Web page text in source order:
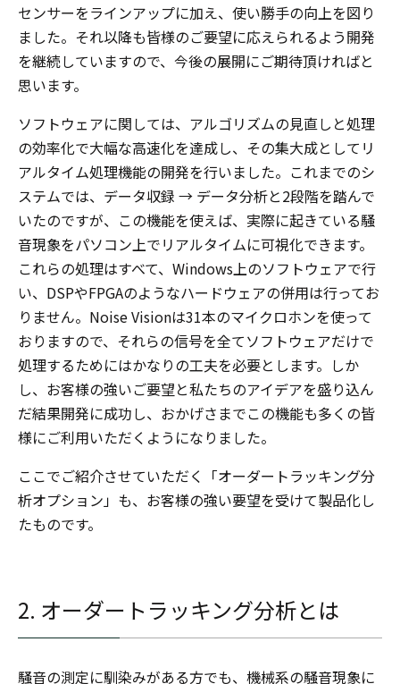
センサーをラインアップに加え、使い勝手の向上を図り
ました。それ以降も皆様のご要望に応えられるよう開発
を継続していますので、今後の展開にご期待頂ければと
思います。
ソフトウェアに関しては、アルゴリズムの見直しと処理
の効率化で大幅な高速化を達成し、その集大成としてリ
アルタイム処理機能の開発を行いました。これまでのシ
ステムでは、データ収録 → データ分析と2段階を踏んで
いたのですが、この機能を使えば、実際に起きている騒
音現象をパソコン上でリアルタイムに可視化できます。
これらの処理はすべて、Windows上のソフトウェアで行
い、DSPやFPGAのようなハードウェアの併用は行ってお
りません。Noise Visionは31本のマイクロホンを使って
おりますので、それらの信号を全てソフトウェアだけで
処理するためにはかなりの工夫を必要とします。しか
し、お客様の強いご要望と私たちのアイデアを盛り込ん
だ結果開発に成功し、おかげさまでこの機能も多くの皆
様にご利用いただくようになりました。
ここでご紹介させていただく「オーダートラッキング分
析オプション」も、お客様の強い要望を受けて製品化し
たものです。
2. オーダートラッキング分析とは
騒音の測定に馴染みがある方でも、機械系の騒音現象に